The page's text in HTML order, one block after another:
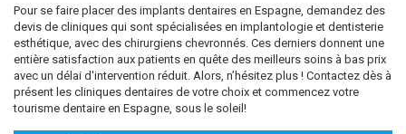
Pour se faire placer des implants dentaires en Espagne, demandez des
devis de cliniques qui sont spécialisées en implantologie et dentisterie
esthétique, avec des chirurgiens chevronnés. Ces derniers donnent une
entière satisfaction aux patients en quête des meilleurs soins à bas prix
avec un délai d'intervention réduit. Alors, n’hésitez plus ! Contactez dès à
présent les cliniques dentaires de votre choix et commencez votre
tourisme dentaire en Espagne, sous le soleil!